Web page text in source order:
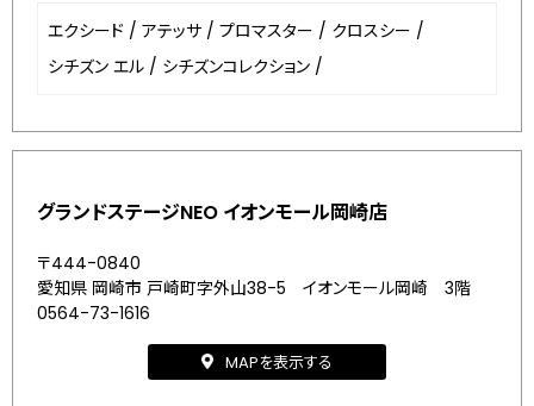
エクシード / アテッサ / プロマスター / クロスシー /
シチズン エル / シチズンコレクション /
グランドステージNEO イオンモール岡崎店
〒444-0840
愛知県 岡崎市 戸崎町字外山38-5 イオンモール岡崎 3階
0564-73-1616
MAPを表示する